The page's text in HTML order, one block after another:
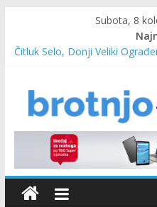
Subota, 8
Čitluk Selo, Donji Veliki
Marin Čilić napredovao na
Poznati polufinalisti MNL MZ
Predsjednica Vlade Marija
načelnik Marin Radišić
sportsko edukativnog kampa